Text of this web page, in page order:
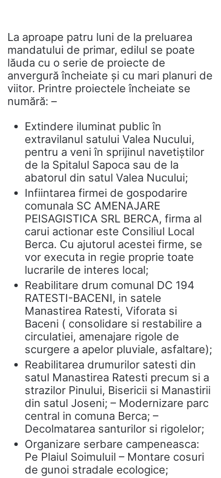
La aproape patru luni de la preluarea
mandatului de primar, edilul se poate
lăuda cu o serie de proiecte de
anvergură încheiate și cu mari planuri de
viitor. Printre proiectele încheiate se
numără: –
Extindere iluminat public în
extravilanul satului Valea Nucului,
pentru a veni în sprijinul navetiștilor
de la Spitalul Sapoca sau de la
abatorul din satul Valea Nucului;
Infiintarea firmei de gospodarire
comunala SC AMENAJARE
PEISAGISTICA SRL BERCA, firma al
carui actionar este Consiliul Local
Berca. Cu ajutorul acestei firme, se
vor executa in regie proprie toate
lucrarile de interes local;
Reabilitare drum comunal DC 194
RATESTI-BACENI, in satele
Manastirea Ratesti, Viforata si
Baceni ( consolidare si restabilire a
circulatiei, amenajare rigole de
scurgere a apelor pluviale, asfaltare);
Reabilitarea drumurilor satesti din
satul Manastirea Ratesti precum si a
strazilor Pinului, Bisericii si Manastirii
din satul Joseni; – Modernizare parc
central in comuna Berca; –
Decolmatarea santurilor si rigolelor;
Organizare serbare campeneasca:
Pe Plaiul Soimuluil – Montare cosuri
de gunoi stradale ecologice;